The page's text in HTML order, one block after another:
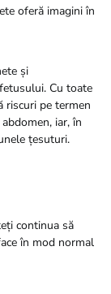
oferă imagini în
și
Cu toate
riscuri pe termen
iar, în
țesuturi.
continua să
în mod normal